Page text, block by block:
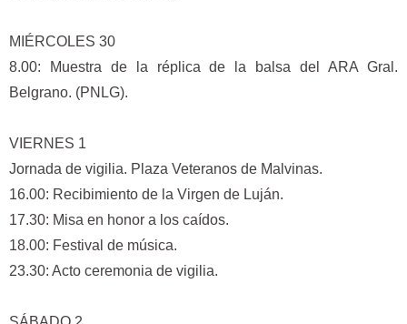
MIÉRCOLES 30
8.00: Muestra de la réplica de la balsa del ARA Gral.
Belgrano. (PNLG).
VIERNES 1
Jornada de vigilia. Plaza Veteranos de Malvinas.
16.00: Recibimiento de la Virgen de Luján.
17.30: Misa en honor a los caídos.
18.00: Festival de música.
23.30: Acto ceremonia de vigilia.